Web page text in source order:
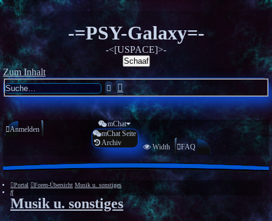
-=PSY-Galaxy=-
-<[USPACE]>-
Schaaf
Zum Inhalt
SucheErweiterte
Suche
Anmelden
mChat
mChat Seite
Archiv
Width FAQ
Portal Foren-Übersicht Musik u. sonstiges
Suche
Musik u. sonstiges